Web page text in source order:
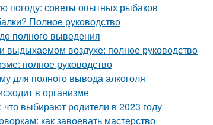
погоду: советы опытных рыбаков
Полное руководство
полного выведения
выдыхаемом воздухе: полное руководство
полное руководство
для полного вывода алкоголя
в организме
выбирают родители в 2023 году
как завоевать мастерство